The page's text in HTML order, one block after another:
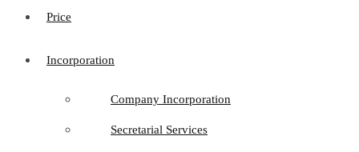
Price
Incorporation
Company Incorporation
Secretarial Services